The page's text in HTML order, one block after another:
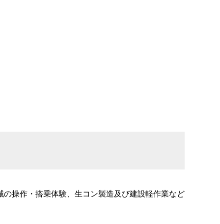
操作・搭乗体験、生コン製造及び建設軽作業など